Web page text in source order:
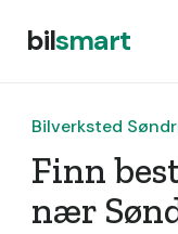
bilsmart
Bilverksted
Finn
nær